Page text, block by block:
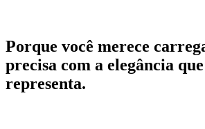
Porque você merece
precisa com a elegância
representa.